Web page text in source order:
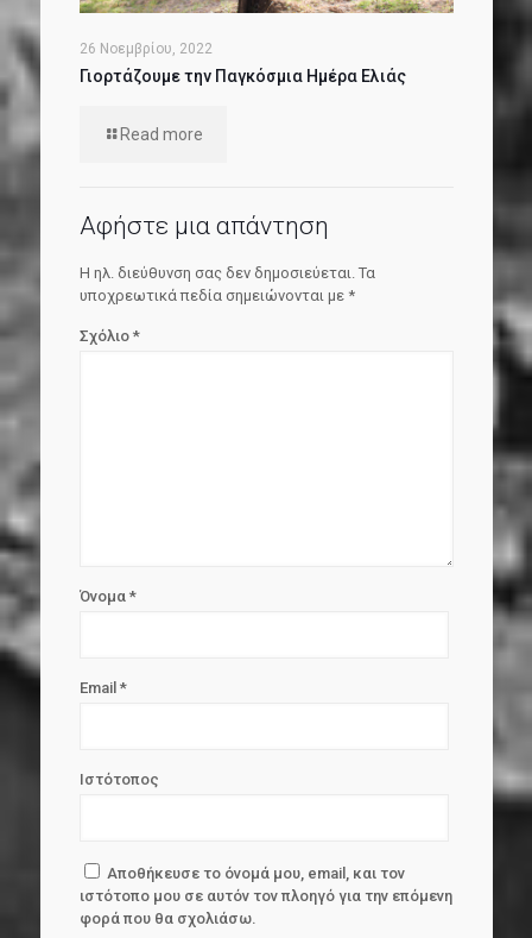
26 Νοεμβρίου, 2022
Γιορτάζουμε την Παγκόσμια Ημέρα Ελιάς
Read more
Αφήστε μια απάντηση
Η ηλ. διεύθυνση σας δεν δημοσιεύεται. Τα
υποχρεωτικά πεδία σημειώνονται με *
Σχόλιο *
Όνομα *
Email *
Ιστότοπος
Αποθήκευσε το όνομά μου, email, και τον
ιστότοπο μου σε αυτόν τον πλοηγό για την επόμενη
φορά που θα σχολιάσω.